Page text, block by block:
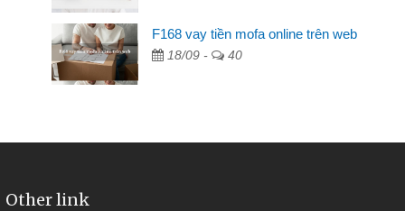
hàng không ai cho vay. Trong khi
việc riêng, trong 1-2 ngày tôi trả
giúp tôi kịp thời và nhanh chóng
F168 vay tiền mofa online trên web
18/09 - 40
Other link